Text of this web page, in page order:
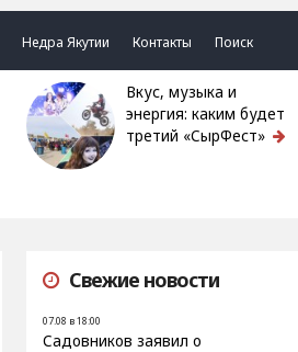
Недра Якутии Контакты Поиск
Вкус, музыка и
энергия: каким будет
третий «СырФест»
Свежие новости
07.08 в 18:00
Садовников заявил о